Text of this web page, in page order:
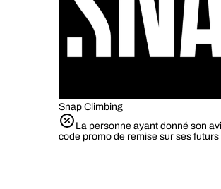
Snap Climbing
La personne ayant donné son
code promo de remise sur ses futurs